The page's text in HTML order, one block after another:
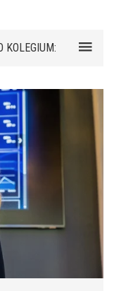
KOLEGIUM: